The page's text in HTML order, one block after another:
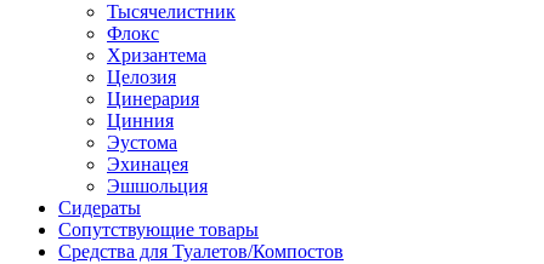
Тысячелистник
Флокс
Хризантема
Целозия
Цинерария
Цинния
Эустома
Эхинацея
Эшшольция
Сидераты
Сопутствующие товары
Средства для Туалетов/Компостов